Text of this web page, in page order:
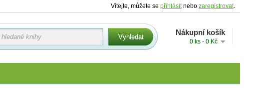
Vítejte, můžete se přihlásitnebo zaregistrovat.
Nákupní košík
0 ks - 0 Kč